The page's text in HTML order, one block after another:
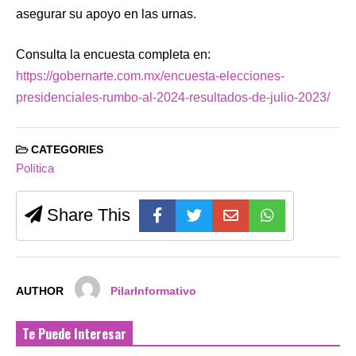
asegurar su apoyo en las urnas.
Consulta la encuesta completa en:
https://gobernarte.com.mx/encuesta-elecciones-
presidenciales-rumbo-al-2024-resultados-de-julio-2023/
CATEGORIES
Política
Share This
AUTHOR PilarInformativo
Te Puede Interesar